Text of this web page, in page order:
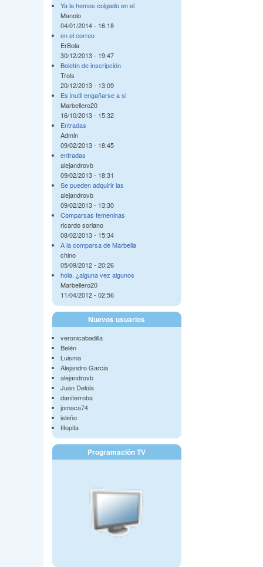
Ya la hemos colgado en el
Manolo
04/01/2014 - 16:18
en el correo
ErBola
30/12/2013 - 19:47
Boletín de inscripción
Trols
20/12/2013 - 13:09
Es inutil engañarse a si
Marbellero20
16/10/2013 - 15:32
Entradas
Admin
09/02/2013 - 18:45
entradas
alejandrovb
09/02/2013 - 18:31
Se pueden adquirir las
alejandrovb
09/02/2013 - 13:30
Comparsas femeninas
ricardo soriano
08/02/2013 - 15:34
A la comparsa de Marbella
chino
05/09/2012 - 20:26
hola, ¿alguna vez algunos
Marbellero20
11/04/2012 - 02:56
Nuevos usuarios
veronicabadilla
Belén
Luisma
Alejandro Garcia
alejandrovb
Juan Delola
daniterroba
jomaca74
isleño
titopita
Programación TV